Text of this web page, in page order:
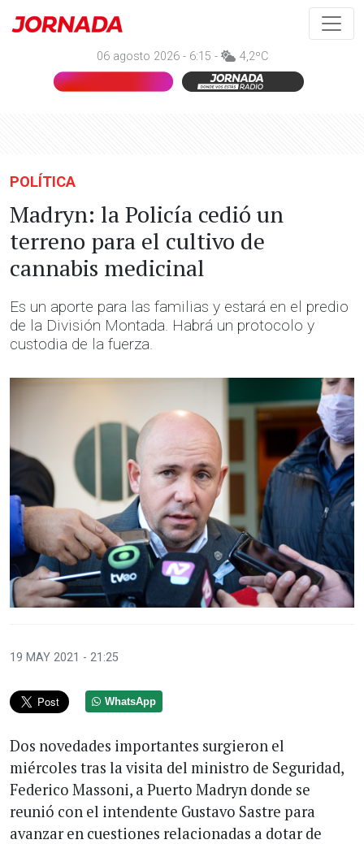
06 agosto 2026 - 6:15 - 4,2ºC
POLÍTICA
Madryn: la Policía cedió un
terreno para el cultivo de
cannabis medicinal
Es un aporte para las familias y estará en el predio
de la División Montada. Habrá un protocolo y
custodia de la fuerza.
19 MAY 2021 - 21:25
WhatsApp
Dos novedades importantes surgieron el
miércoles tras la visita del ministro de Seguridad,
Federico Massoni, a Puerto Madryn donde se
reunió con el intendente Gustavo Sastre para
avanzar en cuestiones relacionadas a dotar de